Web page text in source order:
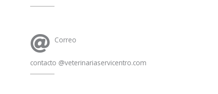
Correo
contacto @veterinariaservicentro.com